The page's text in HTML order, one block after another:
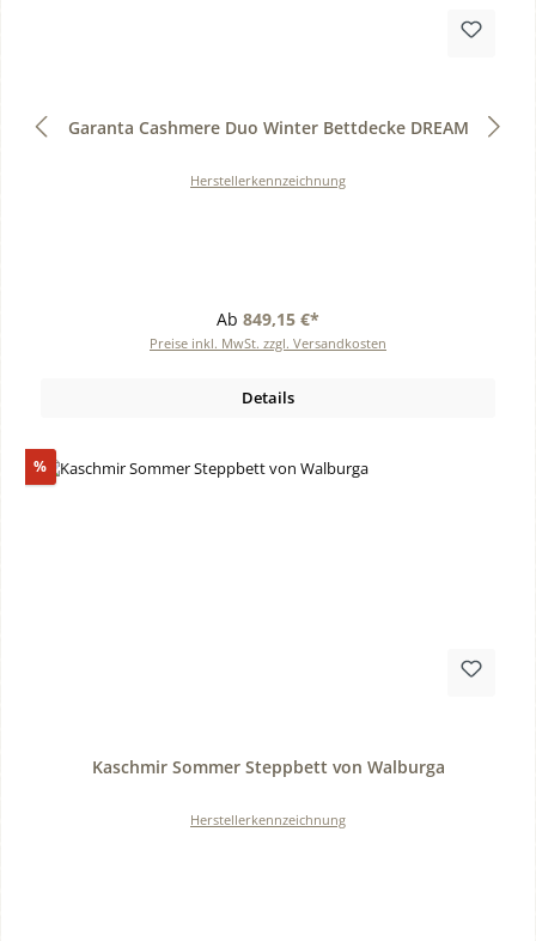
Garanta Cashmere Duo Winter Bettdecke DREAM
Herstellerkennzeichnung
Ab 849,15 €*
Preise inkl. MwSt. zzgl. Versandkosten
Details
%Rabatt
Kaschmir Sommer Steppbett von Walburga
Herstellerkennzeichnung